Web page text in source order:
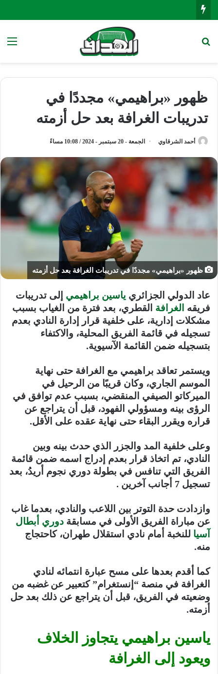
ظهور «براهيمي» مجددًا في
تدريبات الغرافة بعد حل أزمته
أحمد الشرقاوي الجمعة - 20 سبتمبر - 2024 / 10:08 مساءً
ظهور «براهيمي» مجددًا في تدريبات الغرافة بعد حل أزمته
عاد الدولي الجزائري ياسين براهيمي إلى تدريبات
فريقه الغرافة القطري، بعد فترة من الغياب بسبب
مشكلات إدارية، على خلفية قرار إدارة النادي بعدم
تسجيله في قائمة الفريق المحلية، والاكتفاء
بتسجيله ضمن القائمة الآسيوية.
ويستمر تعاقد براهيمي مع الغرافة حتى نهاية
الموسم الجاري، وكان قريبًا من الرحيل في
الميركاتو الصيفي المنقضي، بسبب عدم توافق في
الرؤى بينه ومسؤولي الفهود، قبل أن يتراجع عن
قراره ويقرر البقاء حتى نهاية عقده على الأقل.
وعلى خلفية المد والجزر الذي حدث بينه وبين
النادي، تم اتخاذ قرار بعدم إدراج اسمه ضمن قائمة
الفريق التي تنافس في بطولة دوري نجوم أريدُ، بعد
تسجيل 7 أجانب آخرين .
وازدادت حدة التوتر بين اللاعب والنادي، بعدما غاب
عن مباراة الفريق الأولى في مسابقة دوري أبطال
آسيا للنخبة أمام نادي استقلال طهران، كاحتجاج
منه.
كما أقدم بعدها على مسح عبارة انتمائه لنادي
الغرافة في منصة “إنستغرام” كتعبير عن غضبه من
وضعيته في الفريق، قبل أن يتراجع عن ذلك بعد حل
أزمته.
ياسين براهيمي يتجاوز الخلاف
ويعود إلى الغرافة